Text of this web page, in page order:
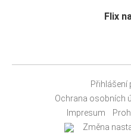
Flix
Přihlášení
Ochrana osobních
Impresum
Změna